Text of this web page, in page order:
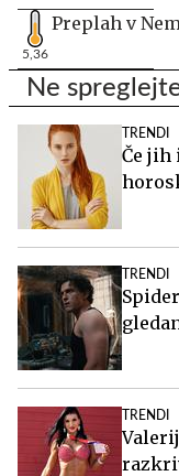
5,36
Preplah v
Ne
TRENDI
Če jih
TRENDI
TRENDI